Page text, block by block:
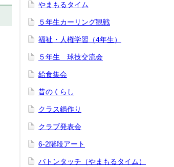
やまもるタイム
５年生カーリング観戦
福祉・人権学習（4年生）
５年生 球技交流会
給食集会
昔のくらし
クラス鍋作り
クラブ発表会
6-2階段アート
バトンタッチ（やまもるタイム）